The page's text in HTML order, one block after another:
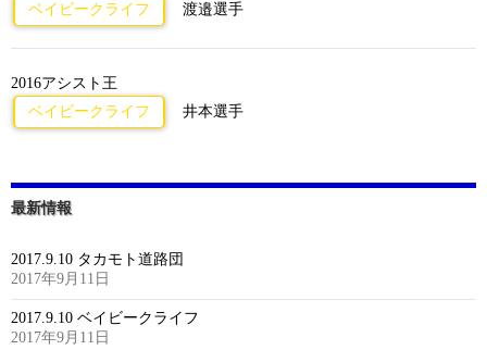
ベイビークライフ
渡邉選手
2016アシスト王
ベイビークライフ
井本選手
最新情報
2017.9.10 タカモト道路団
2017年9月11日
2017.9.10 ベイビークライフ
2017年9月11日